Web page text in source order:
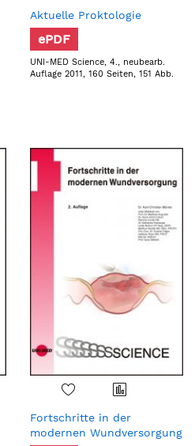
Aktuelle Proktologie
ePDF
UNI-MED Science, 4., neubearb.
Auflage 2011, 160 Seiten, 151 Abb.
Fortschritte in der
modernen Wundversorgung